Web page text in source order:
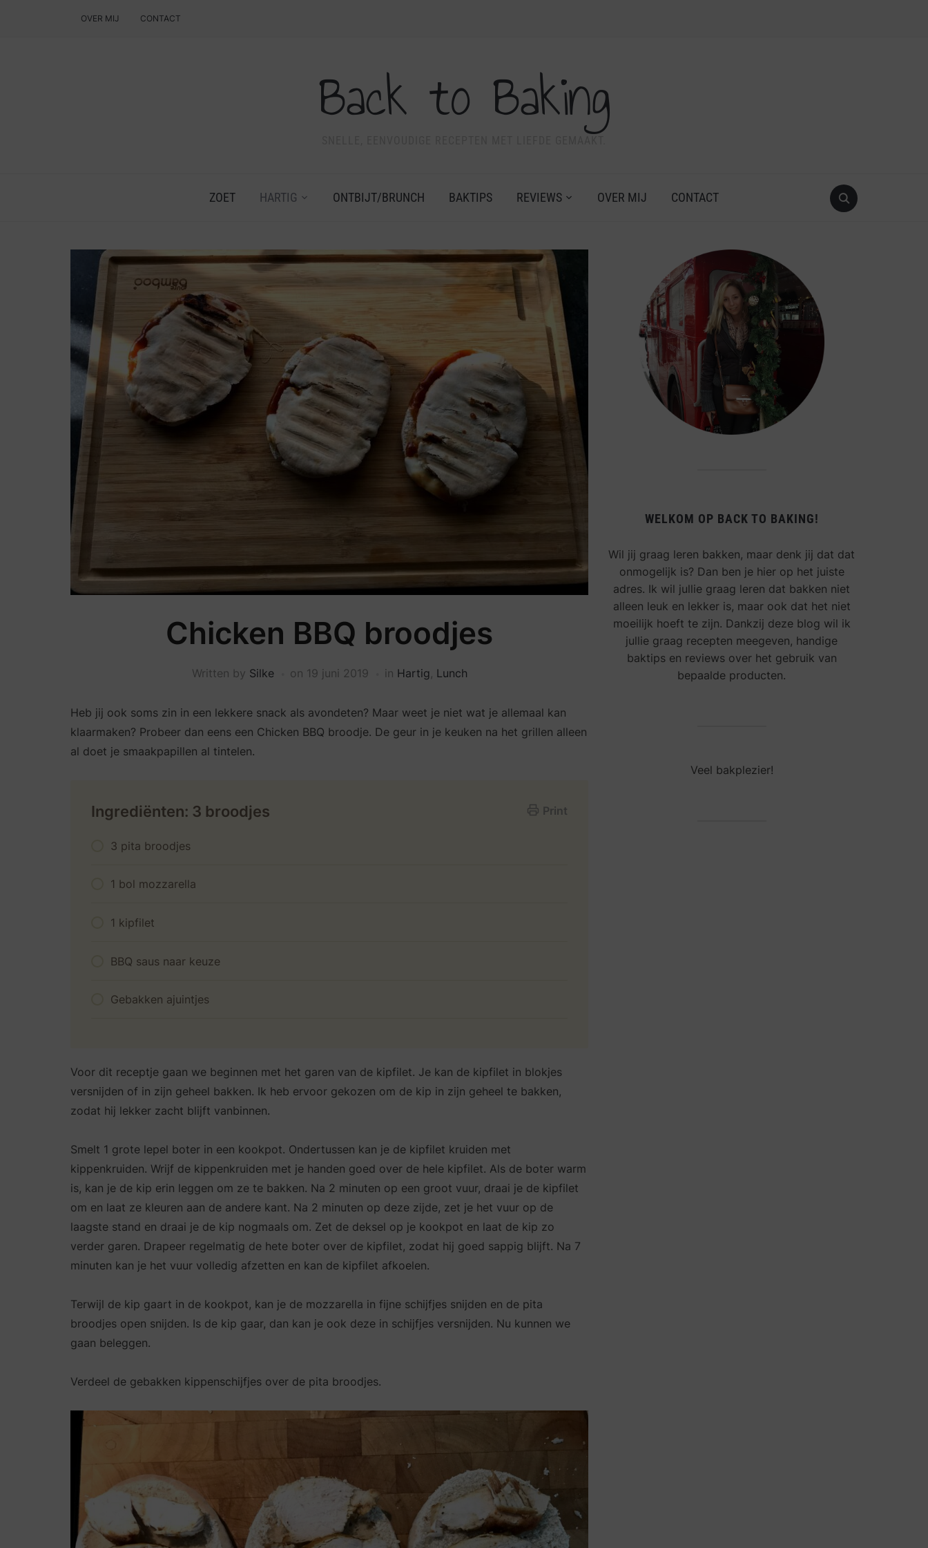
OVER MIJ CONTACT
Back to Baking
ZOET HARTIG ONTBIJT/BRUNCH BAKTIPS REVIEWS OVER MIJ CONTACT
Chicken BBQ broodjes
Written by Silke on 19 juni 2019 in Hartig, Lunch
Heb jij ook soms zin in een lekkere snack als avondeten? Maar weet je niet wat je allemaal kan
klaarmaken? Probeer dan eens een Chicken BBQ broodje. De geur in je keuken na het grillen alleen
al doet je smaakpapillen al tintelen.
Print
Ingrediënten: 3 broodjes
3 pita broodjes
1 bol mozzarella
1 kipfilet
BBQ saus naar keuze
Gebakken ajuintjes
Voor dit receptje gaan we beginnen met het garen van de kipfilet. Je kan de kipfilet in blokjes
versnijden of in zijn geheel bakken. Ik heb ervoor gekozen om de kip in zijn geheel te bakken,
zodat hij lekker zacht blijft vanbinnen.
Smelt 1 grote lepel boter in een kookpot. Ondertussen kan je de kipfilet kruiden met
kippenkruiden. Wrijf de kippenkruiden met je handen goed over de hele kipfilet. Als de boter warm
is, kan je de kip erin leggen om ze te bakken. Na 2 minuten op een groot vuur, draai je de kipfilet
om en laat ze kleuren aan de andere kant. Na 2 minuten op deze zijde, zet je het vuur op de
laagste stand en draai je de kip nogmaals om. Zet de deksel op je kookpot en laat de kip zo
verder garen. Drapeer regelmatig de hete boter over de kipfilet, zodat hij goed sappig blijft. Na 7
minuten kan je het vuur volledig afzetten en kan de kipfilet afkoelen.
Terwijl de kip gaart in de kookpot, kan je de mozzarella in fijne schijfjes snijden en de pita
broodjes open snijden. Is de kip gaar, dan kan je ook deze in schijfjes versnijden. Nu kunnen we
gaan beleggen.
Verdeel de gebakken kippenschijfjes over de pita broodjes.
WELKOM OP BACK TO BAKING!
Wil jij graag leren bakken, maar denk jij dat dat
onmogelijk is? Dan ben je hier op het juiste
adres. Ik wil jullie graag leren dat bakken niet
alleen leuk en lekker is, maar ook dat het niet
moeilijk hoeft te zijn. Dankzij deze blog wil ik
jullie graag recepten meegeven, handige
baktips en reviews over het gebruik van
bepaalde producten.
Veel bakplezier!